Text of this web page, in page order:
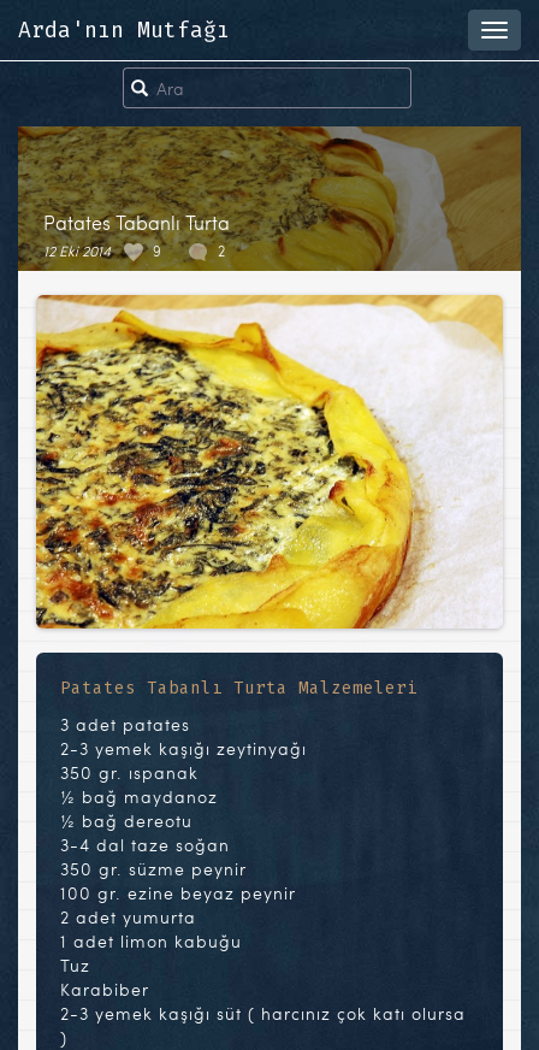
Arda'nın Mutfağı
Patates Tabanlı Turta
12 Eki 2014 9 2
Patates Tabanlı Turta Malzemeleri
3 adet patates
2-3 yemek kaşığı zeytinyağı
350 gr. ıspanak
½ bağ maydanoz
½ bağ dereotu
3-4 dal taze soğan
350 gr. süzme peynir
100 gr. ezine beyaz peynir
2 adet yumurta
1 adet limon kabuğu
Tuz
Karabiber
2-3 yemek kaşığı süt ( harcınız çok katı olursa
)